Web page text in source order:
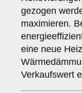
gezogen
maximieren.
eine neue
Verkaufswert